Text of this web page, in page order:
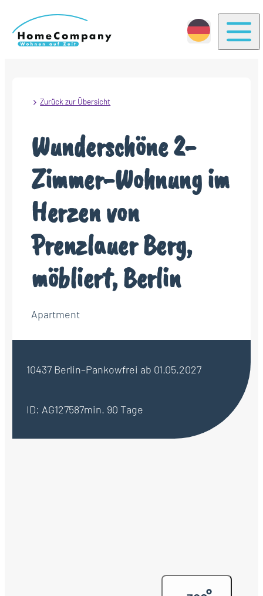
Zurück zur Übersicht
Wunderschöne 2-
Zimmer-Wohnung im
Herzen von
Prenzlauer Berg,
möbliert, Berlin
Apartment
10437 Berlin–Pankowfrei ab 01.05.2027
ID: AG127587min. 90 Tage